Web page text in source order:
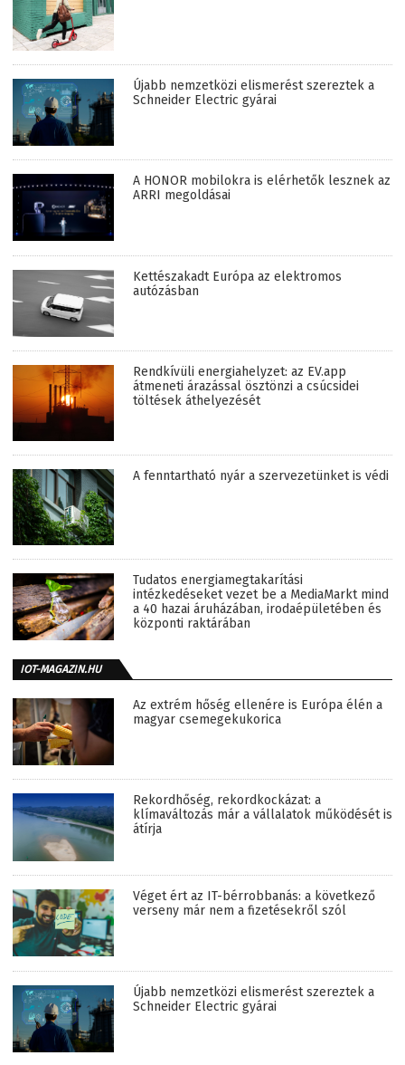
Újabb nemzetközi elismerést szereztek a
Schneider Electric gyárai
A HONOR mobilokra is elérhetők lesznek az
ARRI megoldásai
Kettészakadt Európa az elektromos
autózásban
Rendkívüli energiahelyzet: az EV.app
átmeneti árazással ösztönzi a csúcsidei
töltések áthelyezését
A fenntartható nyár a szervezetünket is védi
Tudatos energiamegtakarítási
intézkedéseket vezet be a MediaMarkt mind
a 40 hazai áruházában, irodaépületében és
központi raktárában
IOT-MAGAZIN.HU
Az extrém hőség ellenére is Európa élén a
magyar csemegekukorica
Rekordhőség, rekordkockázat: a
klímaváltozás már a vállalatok működését is
átírja
Véget ért az IT-bérrobbanás: a következő
verseny már nem a fizetésekről szól
Újabb nemzetközi elismerést szereztek a
Schneider Electric gyárai